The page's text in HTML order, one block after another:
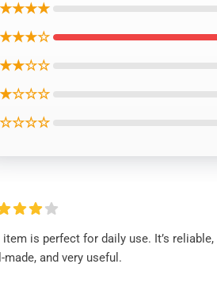
item is perfect for daily use. It’s reliable,
made, and very useful.